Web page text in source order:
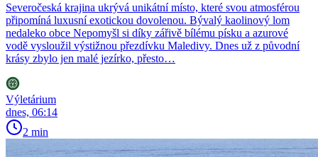
Severočeská krajina ukrývá unikátní místo, které svou atmosférou
připomíná luxusní exotickou dovolenou. Bývalý kaolinový lom
nedaleko obce Nepomyšl si díky zářivě bílému písku a azurové
vodě vysloužil výstižnou přezdívku Maledivy. Dnes už z původní
krásy zbylo jen malé jezírko, přesto…
Výletárium
dnes, 06:14
2 min